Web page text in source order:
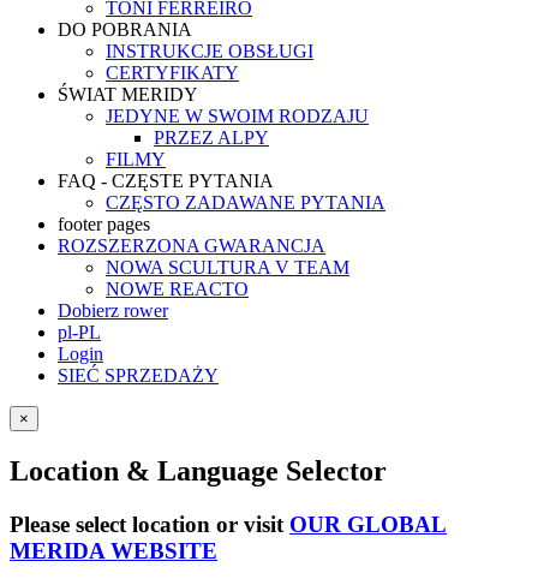
TONI FERREIRO
DO POBRANIA
INSTRUKCJE OBSŁUGI
CERTYFIKATY
ŚWIAT MERIDY
JEDYNE W SWOIM RODZAJU
PRZEZ ALPY
FILMY
FAQ - CZĘSTE PYTANIA
CZĘSTO ZADAWANE PYTANIA
footer pages
ROZSZERZONA GWARANCJA
NOWA SCULTURA V TEAM
NOWE REACTO
Dobierz rower
pl-PL
Login
SIEĆ SPRZEDAŻY
×
Location & Language Selector
Please select location or visit OUR GLOBAL
MERIDA WEBSITE